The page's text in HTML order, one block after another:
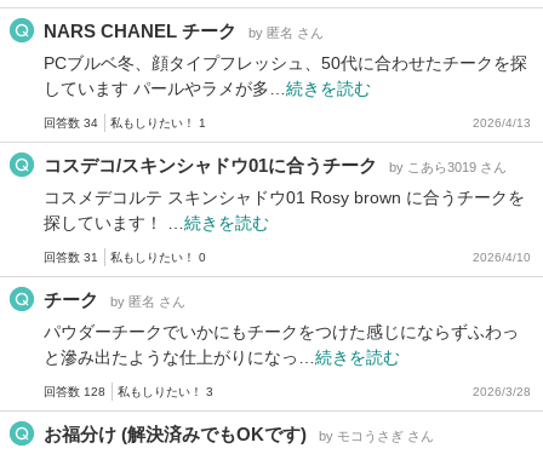
NARS CHANEL チーク by 匿名 さん
PCブルベ冬、顔タイプフレッシュ、50代に合わせたチークを探
しています パールやラメが多… 続きを読む
回答数 34 私もしりたい！ 1 2026/4/13
コスデコ/スキンシャドウ01に合うチーク by こあら3019 さん
コスメデコルテ スキンシャドウ01 Rosy brown に合うチークを
探しています！ … 続きを読む
回答数 31 私もしりたい！ 0 2026/4/10
チーク by 匿名 さん
パウダーチークでいかにもチークをつけた感じにならずふわっ
と滲み出たような仕上がりになっ… 続きを読む
回答数 128 私もしりたい！ 3 2026/3/28
お福分け (解決済みでもOKです) by モコうさぎ さん